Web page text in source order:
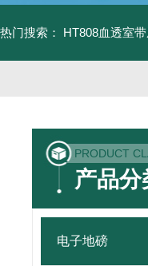
热门搜索： HT808血透室
PRODUCT
产品分
电子地磅